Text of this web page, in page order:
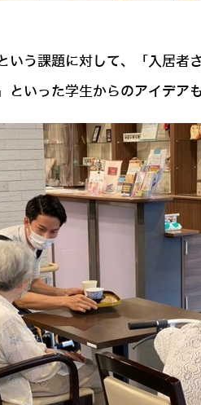
う課題に対して、「入居者
いった学生からのアイデア